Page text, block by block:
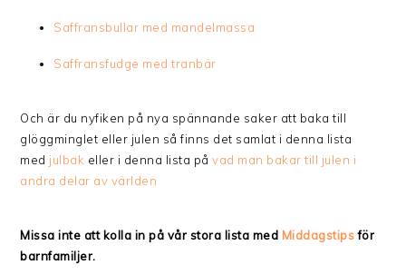
Saffransbullar med mandelmassa
Saffransfudge med tranbär
Och är du nyfiken på nya spännande saker att baka till
glöggminglet eller julen så finns det samlat i denna lista
med julbak eller i denna lista påvad man bakar till julen i
andra delar av världen
Missa inte att kolla in på vår stora lista med Middagstipsför
barnfamiljer.